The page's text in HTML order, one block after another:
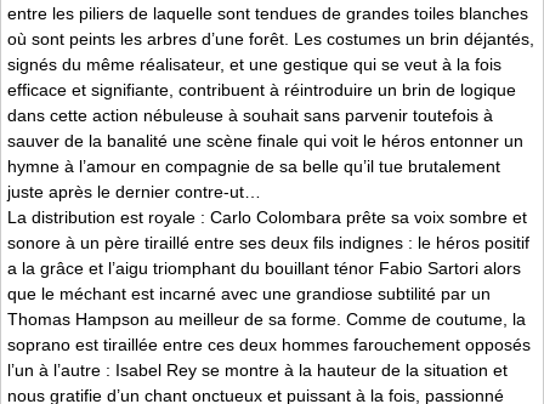
entre les piliers de laquelle sont tendues de grandes toiles blanches
où sont peints les arbres d’une forêt. Les costumes un brin déjantés,
signés du même réalisateur, et une gestique qui se veut à la fois
efficace et signifiante, contribuent à réintroduire un brin de logique
dans cette action nébuleuse à souhait sans parvenir toutefois à
sauver de la banalité une scène finale qui voit le héros entonner un
hymne à l’amour en compagnie de sa belle qu’il tue brutalement
juste après le dernier contre-ut…
La distribution est royale : Carlo Colombara prête sa voix sombre et
sonore à un père tiraillé entre ses deux fils indignes : le héros positif
a la grâce et l’aigu triomphant du bouillant ténor Fabio Sartori alors
que le méchant est incarné avec une grandiose subtilité par un
Thomas Hampson au meilleur de sa forme. Comme de coutume, la
soprano est tiraillée entre ces deux hommes farouchement opposés
l’un à l’autre : Isabel Rey se montre à la hauteur de la situation et
nous gratifie d’un chant onctueux et puissant à la fois, passionné